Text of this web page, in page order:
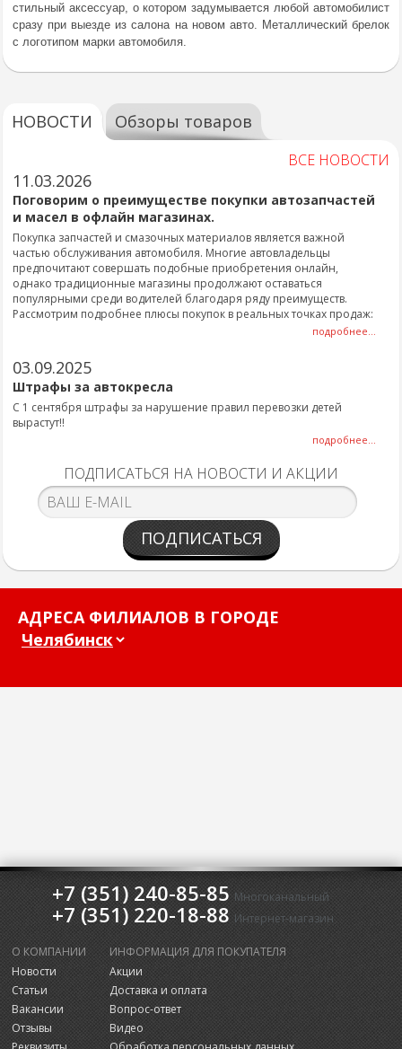
стильный аксессуар, о котором задумывается любой автомобилист
сразу при выезде из салона на новом авто. Металлический брелок
с логотипом марки автомобиля.
НОВОСТИ Обзоры товаров
ВСЕ НОВОСТИ
11.03.2026
Поговорим о преимуществе покупки автозапчастей
и масел в офлайн магазинах.
Покупка запчастей и смазочных материалов является важной
частью обслуживания автомобиля. Многие автовладельцы
предпочитают совершать подобные приобретения онлайн,
однако традиционные магазины продолжают оставаться
популярными среди водителей благодаря ряду преимуществ.
Рассмотрим подробнее плюсы покупок в реальных точках продаж:
подробнее...
03.09.2025
Штрафы за автокресла
С 1 сентября штрафы за нарушение правил перевозки детей
вырастут!!
подробнее...
ПОДПИСАТЬСЯ НА НОВОСТИ И АКЦИИ
ПОДПИСАТЬСЯ
АДРЕСА ФИЛИАЛОВ В ГОРОДЕ
+7 (351) 240-85-85 Многоканальный
+7 (351) 220-18-88 Интернет-магазин
О КОМПАНИИ
Новости
Статьи
Вакансии
Отзывы
ИНФОРМАЦИЯ ДЛЯ ПОКУПАТЕЛЯ
Акции
Доставка и оплата
Вопрос-ответ
Видео